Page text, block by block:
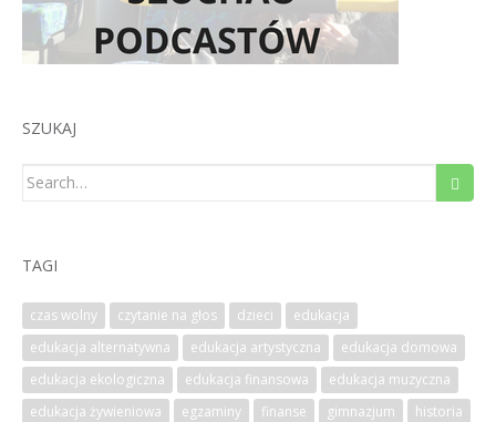
SZUKAJ
Search
TAGI
czas wolny czytanie na głos dzieci
edukacja
edukacja alternatywna
edukacja artystyczna
edukacja domowa
edukacja ekologiczna
edukacja finansowa
edukacja muzyczna
edukacja żywieniowa
egzaminy finanse gimnazjum
historia